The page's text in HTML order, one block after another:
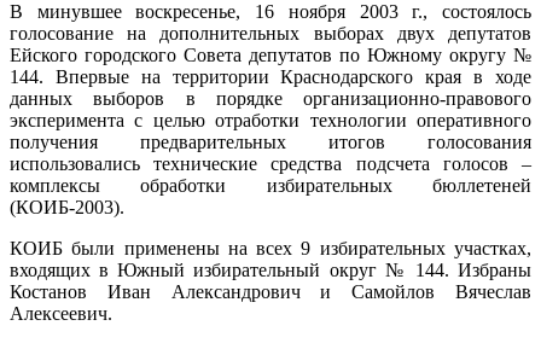
В минувшее воскресенье, 16 ноября 2003 г., состоялось
голосование на дополнительных выборах двух депутатов
Ейского городского Совета депутатов по Южному округу №
144. Впервые на территории Краснодарского края в ходе
данных выборов в порядке организационно-правового
эксперимента с целью отработки технологии оперативного
получения предварительных итогов голосования
использовались технические средства подсчета голосов –
комплексы обработки избирательных бюллетеней
(КОИБ-2003).
КОИБ были применены на всех 9 избирательных участках,
входящих в Южный избирательный округ № 144. Избраны
Костанов Иван Александрович и Самойлов Вячеслав
Алексеевич.